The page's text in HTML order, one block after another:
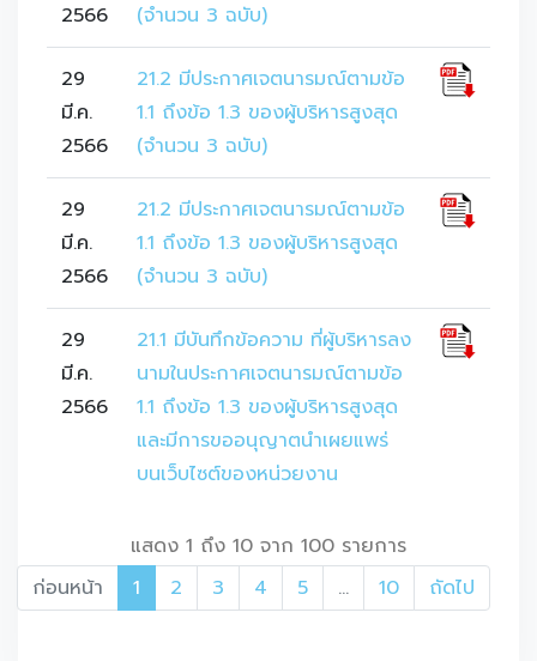
2566
(จำนวน 3 ฉบับ)
29
มี.ค.
2566
21.2 มีประกาศเจตนารมณ์ตามข้อ
1.1 ถึงข้อ 1.3 ของผู้บริหารสูงสุด
(จำนวน 3 ฉบับ)
29
มี.ค.
2566
21.2 มีประกาศเจตนารมณ์ตามข้อ
1.1 ถึงข้อ 1.3 ของผู้บริหารสูงสุด
(จำนวน 3 ฉบับ)
29
มี.ค.
2566
21.1 มีบันทึกข้อความ ที่ผู้บริหารลง
นามในประกาศเจตนารมณ์ตามข้อ
1.1 ถึงข้อ 1.3 ของผู้บริหารสูงสุด
และมีการขออนุญาตนำเผยแพร่
บนเว็บไซต์ของหน่วยงาน
แสดง 1 ถึง 10 จาก 100 รายการ
ก่อนหน้า
1 2 3 4 5 … 10 ถัดไป